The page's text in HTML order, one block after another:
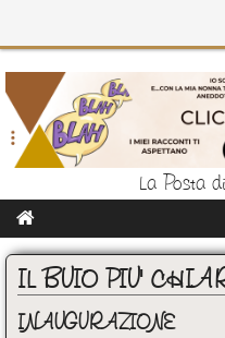
La Posta
Home
Chi Sono
IL BUIO PIU'
INAUGURAZIONE